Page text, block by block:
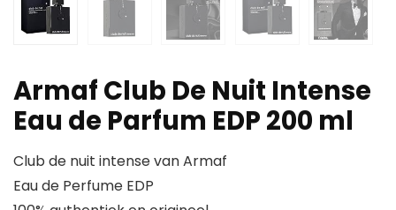
Armaf Club De Nuit Intense
Eau de Parfum EDP 200 ml
Club de nuit intense van Armaf
Eau de Perfume EDP